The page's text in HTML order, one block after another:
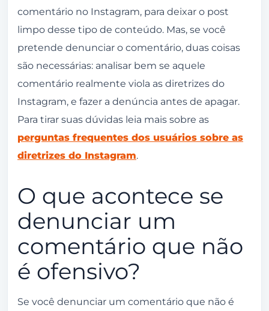
comentário no Instagram, para deixar o post
limpo desse tipo de conteúdo. Mas, se você
pretende denunciar o comentário, duas coisas
são necessárias: analisar bem se aquele
comentário realmente viola as diretrizes do
Instagram, e fazer a denúncia antes de apagar.
Para tirar suas dúvidas leia mais sobre as
perguntas frequentes dos usuários sobre as
diretrizes do Instagram.
O que acontece se
denunciar um
comentário que não
é ofensivo?
Se você denunciar um comentário que não é